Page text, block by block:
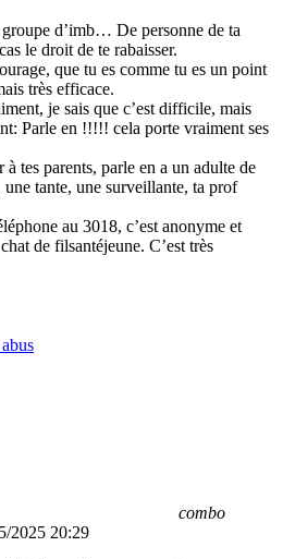
d’imb… De personne de ta
le droit de te rabaisser.
que tu es comme tu es un point
très efficace.
je sais que c’est difficile, mais
Parle en !!!!! cela porte vraiment ses
à tes parents, parle en a un adulte de
tante, une surveillante, ta prof
au 3018, c’est anonyme et
de filsantéjeune. C’est très
combo
2025 20:29